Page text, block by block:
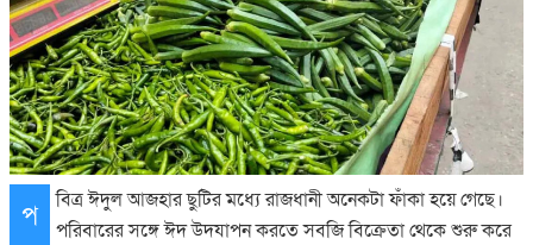
প
বিত্র ঈদুল আজহার ছুটির মধ্যে রাজধানী অনেকটা ফাঁকা হয়ে গেছে।
পরিবারের সঙ্গে ঈদ উদযাপন করতে সবজি বিক্রেতা থেকে শুরু করে